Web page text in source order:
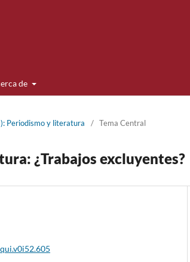
de
Periodismo y literatura / Tema Central
¿Trabajos excluyentes?